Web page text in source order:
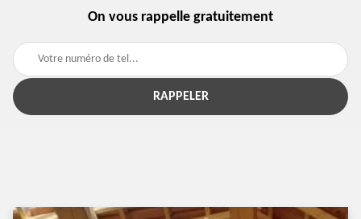
On vous rappelle gratuitement